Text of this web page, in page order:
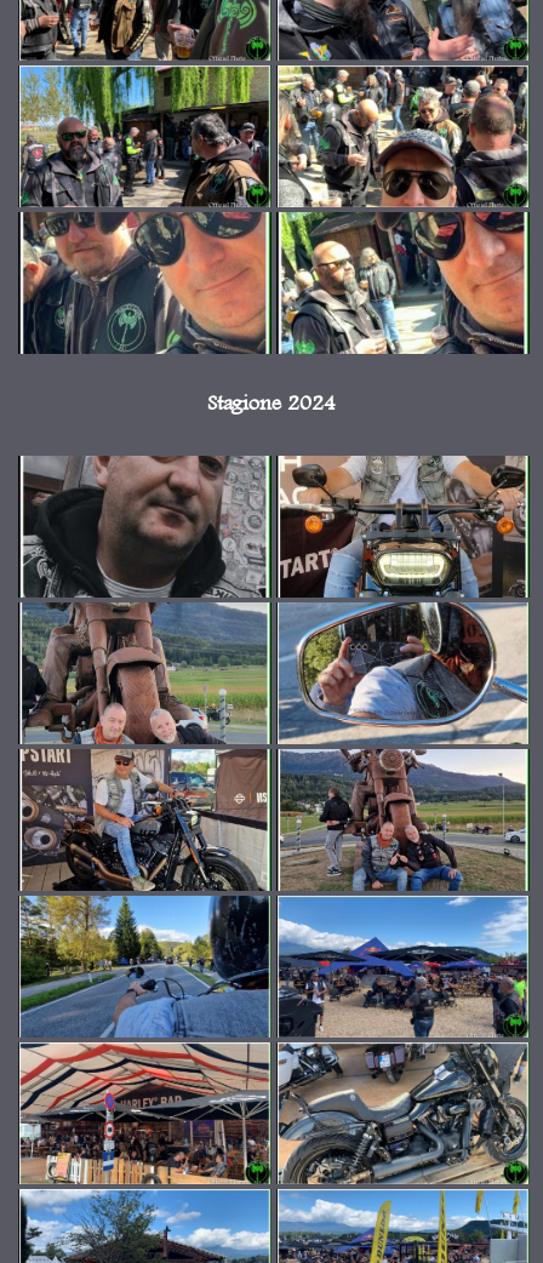
Stagione 2024